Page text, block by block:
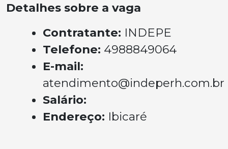
Detalhes sobre a vaga
Contratante: INDEPE
Telefone: 4988849064
E-mail:
atendimento@indeperh.com.br
Salário:
Endereço: Ibicaré